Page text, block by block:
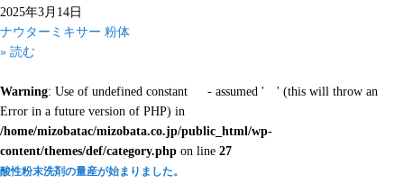
2025年3月14日
ナウターミキサー 粉体
» 読む
Warning: Use of undefined constant - assumed ' ' (this will throw an
Error in a future version of PHP) in
/home/mizobatac/mizobata.co.jp/public_html/wp-
content/themes/def/category.php on line 27
酸性粉末洗剤の量産が始まりました。